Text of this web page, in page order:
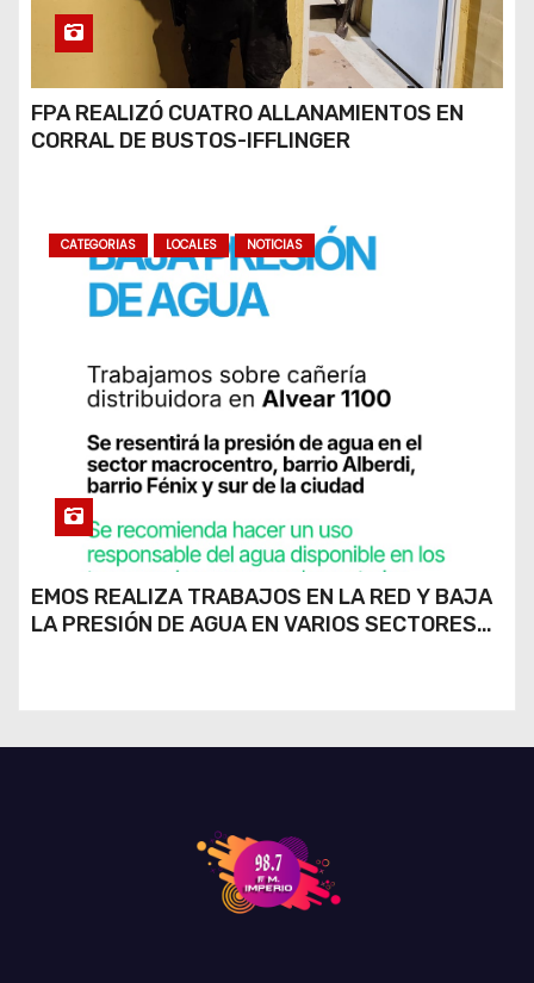
FPA REALIZÓ CUATRO ALLANAMIENTOS EN
CORRAL DE BUSTOS-IFFLINGER
CATEGORIAS LOCALES NOTICIAS
EMOS REALIZA TRABAJOS EN LA RED Y BAJA
LA PRESIÓN DE AGUA EN VARIOS SECTORES